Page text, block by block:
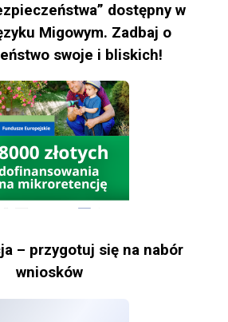
dostępny w
Migowym. Zadbaj o
swoje i bliskich!
– przygotuj się na nabór
wniosków